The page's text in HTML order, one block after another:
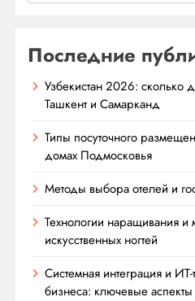
Последние
Узбекистан 2026: сколько
Ташкент и Самарканд
Типы посуточного
домах Подмосковья
Методы выбора отелей и
Технологии наращивания
искусственных ногтей
Системная интеграция и
бизнеса: ключевые аспекты